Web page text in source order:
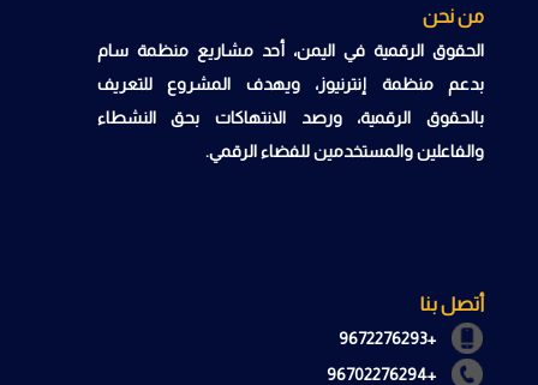
من نحن
الحقوق الرقمية في اليمن، أحد مشاريع منظمة سام
بدعم منظمة إنترنيوز، ويهدف المشروع للتعريف
بالحقوق الرقمية، ورصد الانتهاكات بحق النشطاء
والفاعلين والمستخدمين للفضاء الرقمي.
أتصل بنا
+9672276293
+96702276294